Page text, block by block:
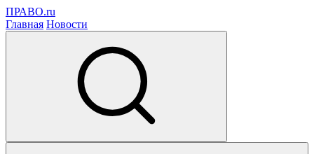
ПРАВО.ru
Главная Новости